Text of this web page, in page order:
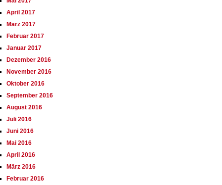
April 2017
März 2017
Februar 2017
Januar 2017
Dezember 2016
November 2016
Oktober 2016
September 2016
August 2016
Juli 2016
Juni 2016
Mai 2016
April 2016
März 2016
Februar 2016